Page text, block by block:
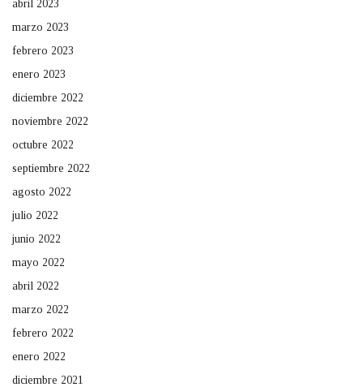
abril 2023
marzo 2023
febrero 2023
enero 2023
diciembre 2022
noviembre 2022
octubre 2022
septiembre 2022
agosto 2022
julio 2022
junio 2022
mayo 2022
abril 2022
marzo 2022
febrero 2022
enero 2022
diciembre 2021